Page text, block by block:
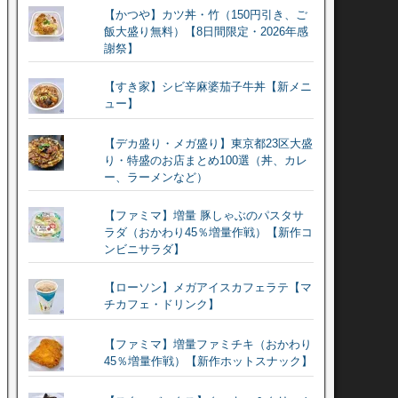
【かつや】カツ丼・竹（150円引き、ご
飯大盛り無料）【8日間限定・2026年感
謝祭】
【すき家】シビ辛麻婆茄子牛丼【新メニ
ュー】
【デカ盛り・メガ盛り】東京都23区大盛
り・特盛のお店まとめ100選（丼、カレ
ー、ラーメンなど）
【ファミマ】増量 豚しゃぶのパスタサ
ラダ（おかわり45％増量作戦）【新作コ
ンビニサラダ】
【ローソン】メガアイスカフェラテ【マ
チカフェ・ドリンク】
【ファミマ】増量ファミチキ（おかわり
45％増量作戦）【新作ホットスナック】